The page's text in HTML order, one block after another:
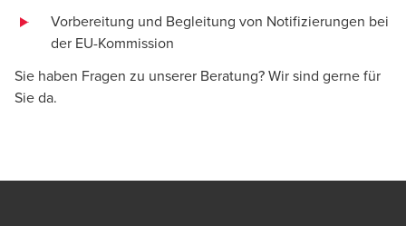
Vorbereitung und Begleitung von Notifizierungen bei
der EU-Kommission
Sie haben Fragen zu unserer Beratung? Wir sind gerne für
Sie da.